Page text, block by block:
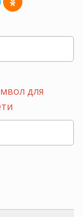
для